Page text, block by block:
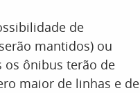
de
mantidos) ou
os ônibus terão de
maior de linhas e de